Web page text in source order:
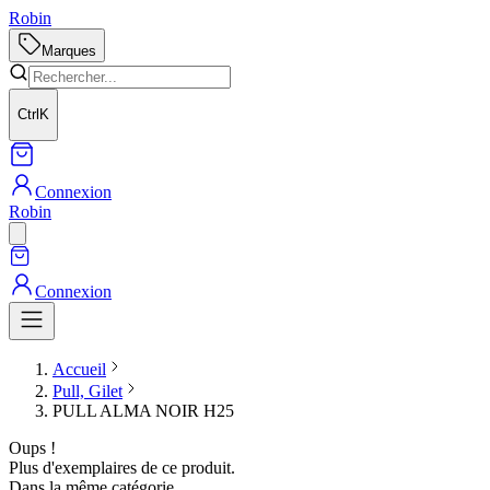
Robin
Marques
Ctrl K
Connexion
Robin
Connexion
Accueil
Pull, Gilet
PULL ALMA NOIR H25
Oups !
Plus d'exemplaires de ce produit.